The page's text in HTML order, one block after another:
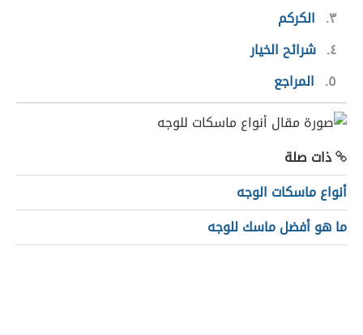
٣
الكركم
٤ شرائح الخيار
٥
المراجع
ذات صلة
أنواع ماسكات الوجه
ما هو أفضل ماسك للوجه